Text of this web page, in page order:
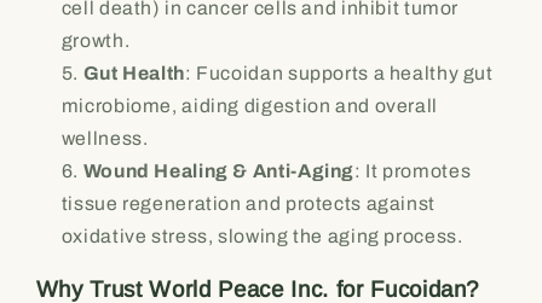
cell death) in cancer cells and inhibit tumor
growth.
Gut Health: Fucoidan supports a healthy gut
microbiome, aiding digestion and overall
wellness.
Wound Healing & Anti-Aging: It promotes
tissue regeneration and protects against
oxidative stress, slowing the aging process.
Why Trust World Peace Inc. for Fucoidan?